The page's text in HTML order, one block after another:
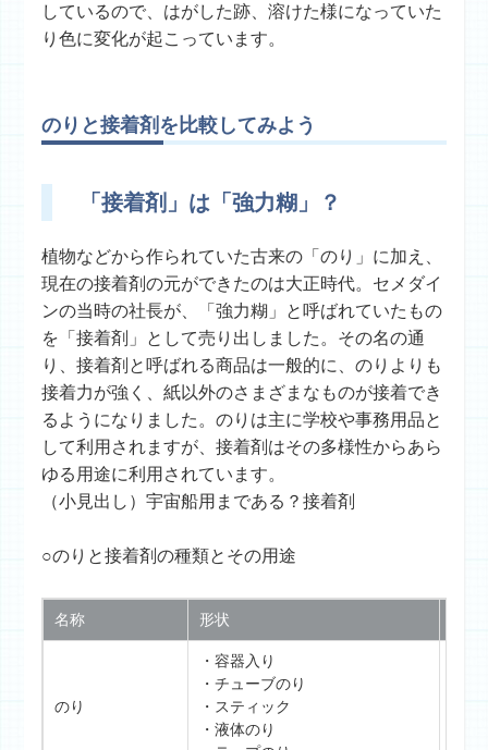
しているので、はがした跡、溶けた様になっていた
り色に変化が起こっています。
のりと接着剤を比較してみよう
「接着剤」は「強力糊」？
植物などから作られていた古来の「のり」に加え、
現在の接着剤の元ができたのは大正時代。セメダイ
ンの当時の社長が、「強力糊」と呼ばれていたもの
を「接着剤」として売り出しました。その名の通
り、接着剤と呼ばれる商品は一般的に、のりよりも
接着力が強く、紙以外のさまざまなものが接着でき
るようになりました。のりは主に学校や事務用品と
して利用されますが、接着剤はその多様性からあら
ゆる用途に利用されています。
（小見出し）宇宙船用まである？接着剤
○のりと接着剤の種類とその用途
名称 形状
のり
・容器入り
・チューブのり
・スティック
・液体のり